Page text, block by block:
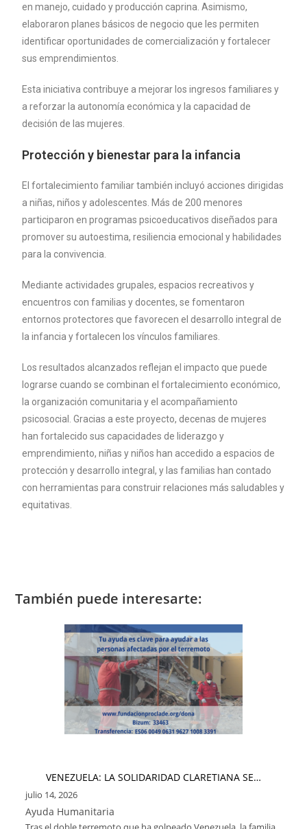
en manejo, cuidado y producción caprina. Asimismo,
elaboraron planes básicos de negocio que les permiten
identificar oportunidades de comercialización y fortalecer
sus emprendimientos.
Esta iniciativa contribuye a mejorar los ingresos familiares y
a reforzar la autonomía económica y la capacidad de
decisión de las mujeres.
Protección y bienestar para la infancia
El fortalecimiento familiar también incluyó acciones dirigidas
a niñas, niños y adolescentes. Más de 200 menores
participaron en programas psicoeducativos diseñados para
promover su autoestima, resiliencia emocional y habilidades
para la convivencia.
Mediante actividades grupales, espacios recreativos y
encuentros con familias y docentes, se fomentaron
entornos protectores que favorecen el desarrollo integral de
la infancia y fortalecen los vínculos familiares.
Los resultados alcanzados reflejan el impacto que puede
lograrse cuando se combinan el fortalecimiento económico,
la organización comunitaria y el acompañamiento
psicosocial. Gracias a este proyecto, decenas de mujeres
han fortalecido sus capacidades de liderazgo y
emprendimiento, niñas y niños han accedido a espacios de
protección y desarrollo integral, y las familias han contado
con herramientas para construir relaciones más saludables y
equitativas.
También puede interesarte:
VENEZUELA: LA SOLIDARIDAD CLARETIANA SE…
julio 14, 2026
Ayuda Humanitaria